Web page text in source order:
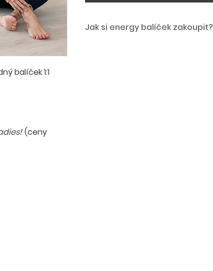
balíček 1:1
(ceny
Jak si energy balíček zakoupit?